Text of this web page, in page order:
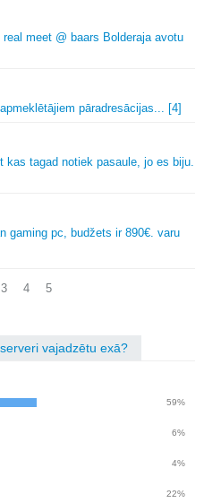
real meet @ baars Bolderaja avotu
pāradresācijas.
[4]
kas tagad notiek pasaule, jo es biju.
gaming pc, budžets ir 890€. varu
3 4 5
vajadzētu exā?
59%
6%
4%
22%